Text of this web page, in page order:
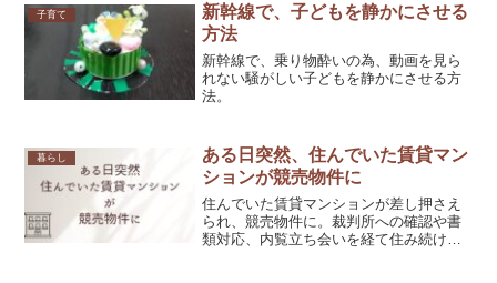
子育て
新幹線で、子どもを静かにさせる
方法
新幹線で、乗り物酔いの為、動画を見ら
れない騒がしい子どもを静かにさせる方
法。
暮らし
ある日突然、住んでいた賃貸マン
ションが競売物件に
住んでいた賃貸マンションが差し押さえ
られ、競売物件に。裁判所への確認や書
類対応、内覧立ち会いを経て住み続ける